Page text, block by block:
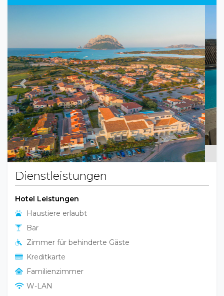
Previous Next
Dienstleistungen
Hotel Leistungen
Haustiere erlaubt
Bar
Zimmer für behinderte Gäste
Kreditkarte
Familienzimmer
W-LAN
Wäscherei